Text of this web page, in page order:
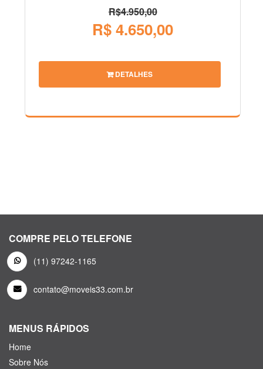
R$4.950,00
R$ 4.650,00
DETALHES
COMPRE PELO TELEFONE
(11) 97242-1165
contato@moveis33.com.br
MENUS RÁPIDOS
Home
Sobre Nós